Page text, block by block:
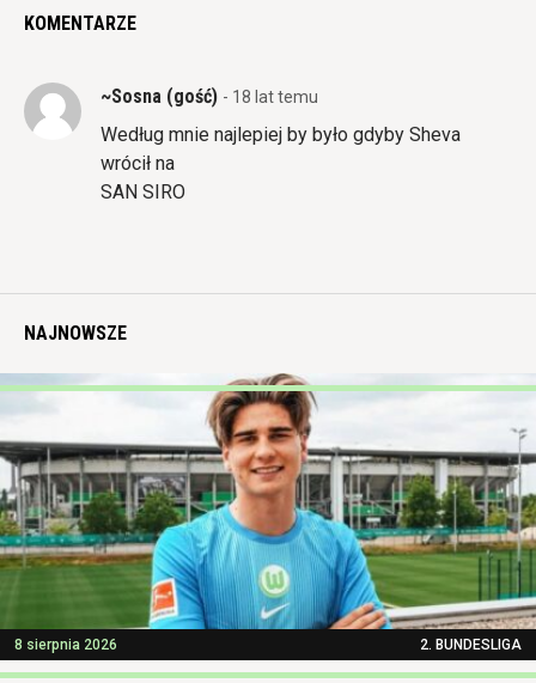
KOMENTARZE
~Sosna (gość) - 18 lat temu
Według mnie najlepiej by było gdyby Sheva
wrócił na
SAN SIRO
NAJNOWSZE
8 sierpnia 2026 2. BUNDESLIGA